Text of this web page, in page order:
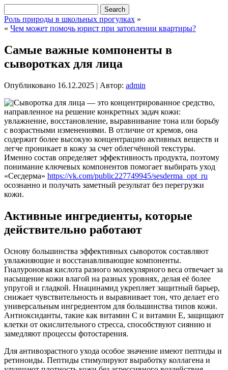
Роль природы в школьных прогулках »
« Чем может помочь юрист при затоплении квартиры?
Самые важные компоненты в
сыворотках для лица
Опубликовано 16.12.2025 | Автор: admin
Сыворотка для лица — это концентрированное средство,
направленное на решение конкретных задач кожи:
увлажнение, восстановление, выравнивание тона или борьбу
с возрастными изменениями. В отличие от кремов, она
содержит более высокую концентрацию активных веществ и
легче проникает в кожу за счет облегчённой текстуры.
Именно состав определяет эффективность продукта, поэтому
понимание ключевых компонентов помогает выбирать уход
«Сесдерма» https://vk.com/public227749945/sesderma_opt_ru
осознанно и получать заметный результат без перегрузки
кожи.
Активные ингредиенты, которые
действительно работают
Основу большинства эффективных сывороток составляют
увлажняющие и восстанавливающие компоненты.
Гиалуроновая кислота разного молекулярного веса отвечает за
насыщение кожи влагой на разных уровнях, делая её более
упругой и гладкой. Ниацинамид укрепляет защитный барьер,
снижает чувствительность и выравнивает тон, что делает его
универсальным ингредиентом для большинства типов кожи.
Антиоксиданты, такие как витамин C и витамин E, защищают
клетки от окислительного стресса, способствуют сиянию и
замедляют процессы фотостарения.
Для антивозрастного ухода особое значение имеют пептиды и
ретиноиды. Пептиды стимулируют выработку коллагена и